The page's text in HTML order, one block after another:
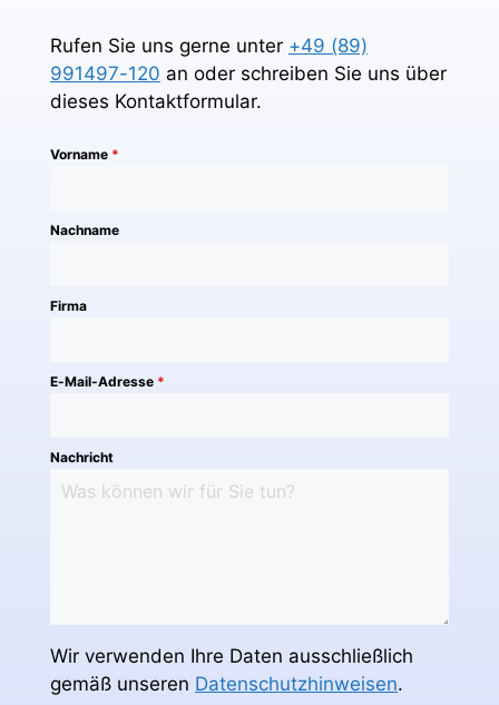
Rufen Sie uns gerne unter +49 (89)
991497-120 an oder schreiben Sie uns über
dieses Kontaktformular.
Vorname *
Nachname
Firma
E-Mail-Adresse *
Nachricht
Wir verwenden Ihre Daten ausschließlich
gemäß unseren Datenschutzhinweisen.